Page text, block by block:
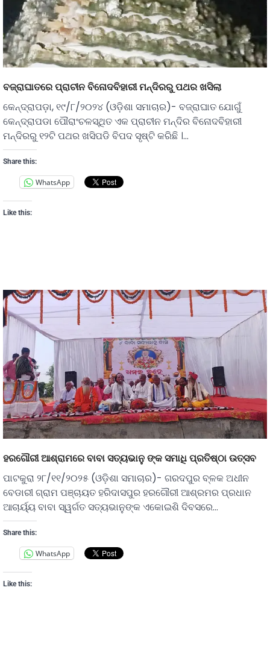
ବଜ୍ରାଘାତରେ ପ୍ରାଚୀନ ବିନୋଦବିହାରୀ ମନ୍ଦିରରୁ ପଥର ଖସିଲା
କେନ୍ଦ୍ରାପଡ଼ା, ୧୯/୮/୨୦୨୪ (ଓଡ଼ିଶା ସମାଚାର)- ବଜ୍ରାଘାତ ଯୋଗୁଁ
କେନ୍ଦ୍ରାପଡା ପୌରାଂଚଳସ୍ଥିତ ଏକ ପ୍ରାଚୀନ ମନ୍ଦିର ବିନୋଦବିହାରୀ
ମନ୍ଦିରରୁ ୧୨ଟି ପଥର ଖସିପଡି ବିପଦ ସୃଷ୍ଟି କରିଛି ।…
Share this:
WhatsApp
Like this:
ହରଗୌରୀ ଆଶ୍ରାମରେ ବାବା ସତ୍ୟଭାନୁ ଙ୍କ ସମାଧି ପ୍ରତିଷ୍ଠା ଉତ୍ସବ
ପାଟକୁରା ୨୮/୧୧/୨୦୨୫ (ଓଡ଼ିଶା ସମାଚାର)- ଗରଦପୁର ବ୍ଳକ ଅଧୀନ
ବେଡାରୀ ଗ୍ରାମ ପଞ୍ଚାୟତ ହରିଦାସପୁର ହରଗୌରୀ ଆଶ୍ରମର ପ୍ରଧାନ
ଆଚାର୍ୟ୍ୟ ବାବା ସ୍ୱର୍ଗତ ସତ୍ୟଭାନୁଙ୍କ ଏକୋଇଶି ଦିବସରେ…
Share this:
WhatsApp
Like this: